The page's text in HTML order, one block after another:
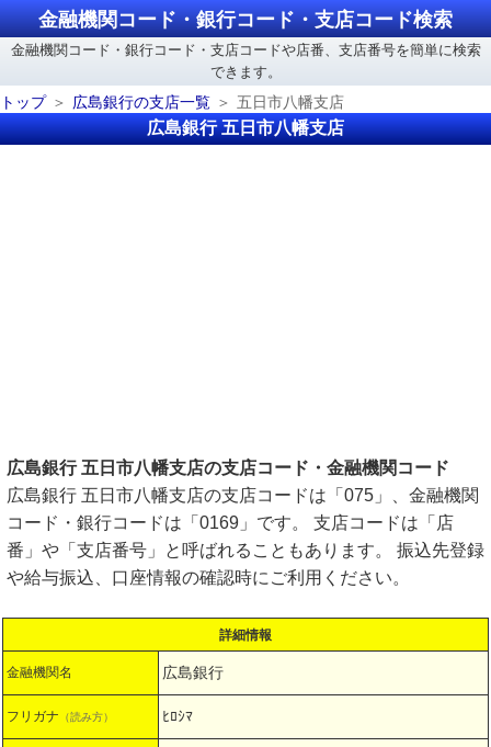
金融機関コード・銀行コード・支店コード検索
金融機関コード・銀行コード・支店コードや店番、支店番号を簡単に検索
できます。
トップ
広島銀行の支店一覧 五日市八幡支店
広島銀行 五日市八幡支店
広島銀行 五日市八幡支店の支店コード・金融機関コード
広島銀行 五日市八幡支店の支店コードは「075」、金融機関
コード・銀行コードは「0169」です。 支店コードは「店
番」や「支店番号」と呼ばれることもあります。 振込先登録
や給与振込、口座情報の確認時にご利用ください。
詳細情報
金融機関名 広島銀行
フリガナ （読み方） ﾋﾛｼﾏ